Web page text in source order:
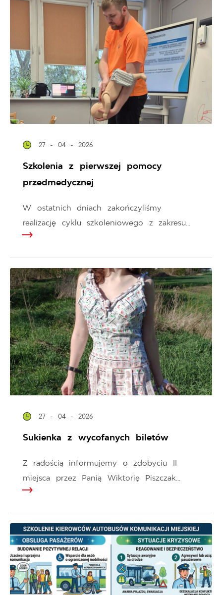
27 - 04 - 2026
Szkolenia z pierwszej pomocy
przedmedycznej
W ostatnich dniach zakończyliśmy
realizację cyklu szkoleniowego z zakresu...
27 - 04 - 2026
Sukienka z wycofanych biletów
Z radością informujemy o zdobyciu II
miejsca przez Panią Wiktorię Piszczak...